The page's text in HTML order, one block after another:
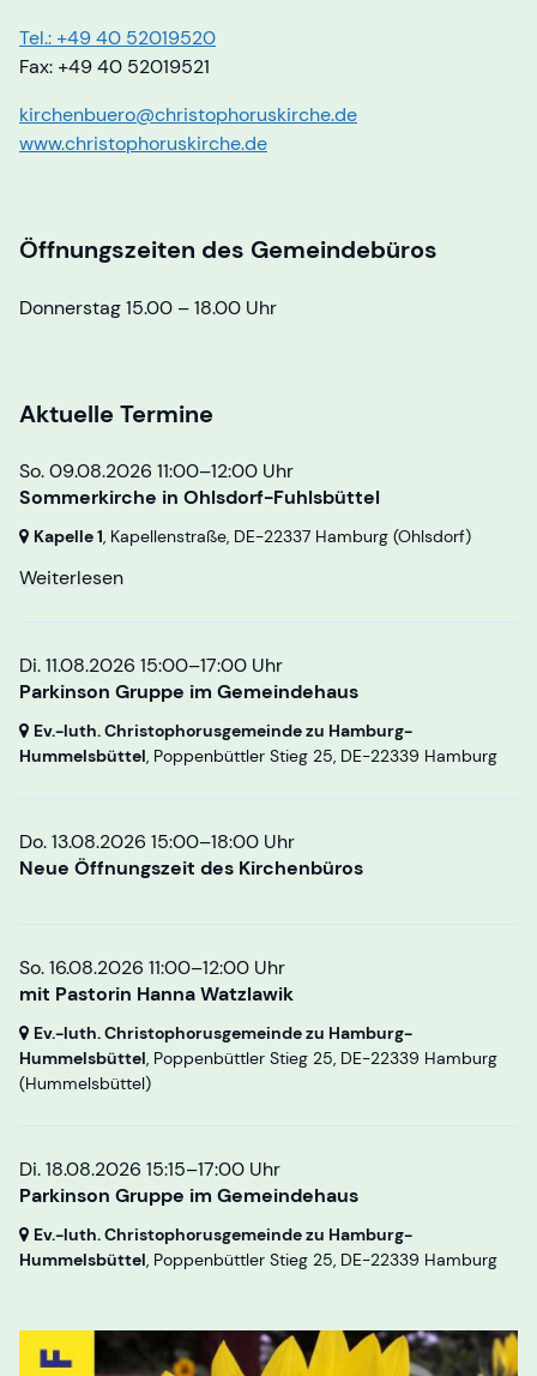
Tel.: +49 40 52019520
Fax: +49 40 52019521
kirchenbuero@christophoruskirche.de
www.christophoruskirche.de
Öffnungszeiten des Gemeindebüros
Donnerstag 15.00 – 18.00 Uhr
Aktuelle Termine
So. 09.08.2026 11:00–12:00 Uhr
Sommerkirche in Ohlsdorf-Fuhlsbüttel
Kapelle 1, Kapellenstraße, DE-22337 Hamburg (Ohlsdorf)
Weiterlesen
Di. 11.08.2026 15:00–17:00 Uhr
Parkinson Gruppe im Gemeindehaus
Ev.-luth. Christophorusgemeinde zu Hamburg-
Hummelsbüttel, Poppenbüttler Stieg 25, DE-22339 Hamburg
Do. 13.08.2026 15:00–18:00 Uhr
Neue Öffnungszeit des Kirchenbüros
So. 16.08.2026 11:00–12:00 Uhr
mit Pastorin Hanna Watzlawik
Ev.-luth. Christophorusgemeinde zu Hamburg-
Hummelsbüttel, Poppenbüttler Stieg 25, DE-22339 Hamburg
(Hummelsbüttel)
Di. 18.08.2026 15:15–17:00 Uhr
Parkinson Gruppe im Gemeindehaus
Ev.-luth. Christophorusgemeinde zu Hamburg-
Hummelsbüttel, Poppenbüttler Stieg 25, DE-22339 Hamburg